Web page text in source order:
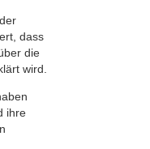
dass
die
wird.
ihre